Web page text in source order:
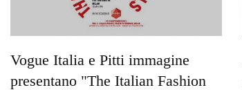
Vogue Italia e Pitti immagine
presentano "The Italian Fashion